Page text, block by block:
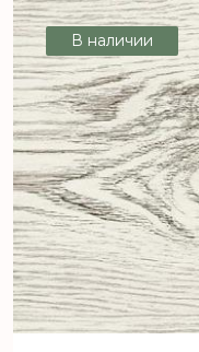
В наличии